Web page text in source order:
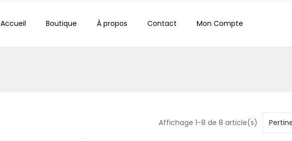
Accueil Boutique À propos Contact Mon Compte
Affichage 1-8 de 8 article(s)